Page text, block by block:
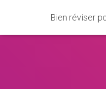
Bien réviser